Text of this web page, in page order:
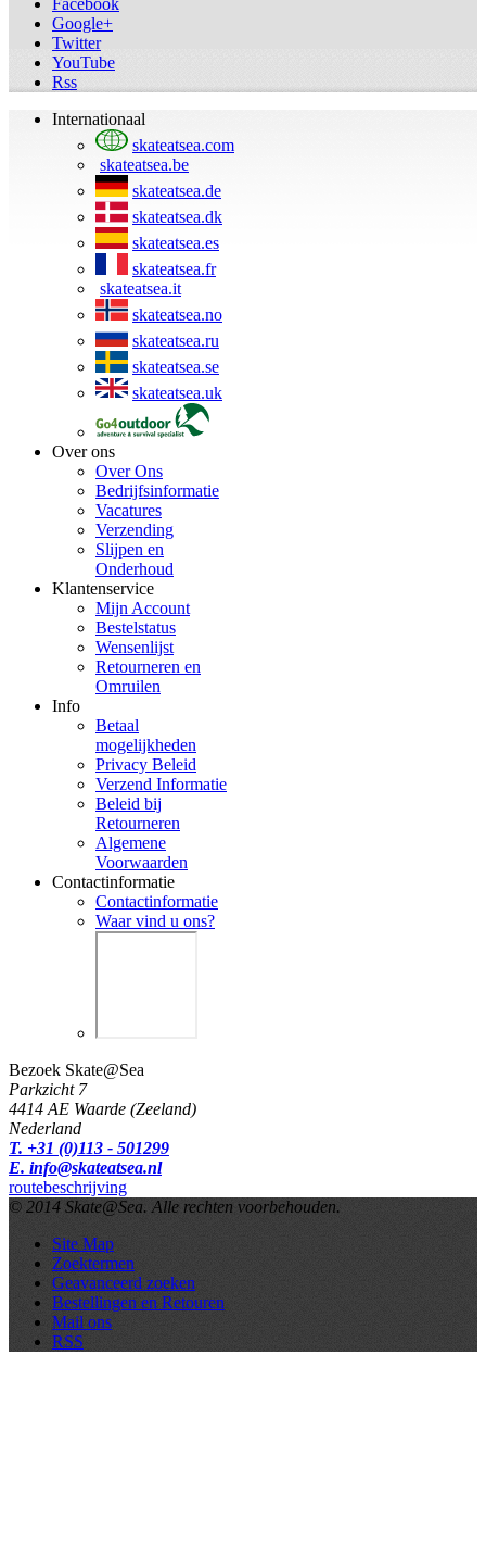
Google+
Twitter
YouTube
Rss
Internationaal
skateatsea.com
skateatsea.be
skateatsea.de
skateatsea.dk
skateatsea.es
skateatsea.fr
skateatsea.it
skateatsea.no
skateatsea.ru
skateatsea.se
skateatsea.uk
Over ons
Over Ons
Bedrijfsinformatie
Vacatures
Verzending
Slijpen en
Onderhoud
Klantenservice
Mijn Account
Bestelstatus
Wensenlijst
Retourneren en
Omruilen
Info
Betaal
mogelijkheden
Privacy Beleid
Verzend Informatie
Beleid bij
Retourneren
Algemene
Voorwaarden
Contactinformatie
Contactinformatie
Waar vind u ons?
Bezoek Skate@Sea
Parkzicht 7
4414 AE Waarde (Zeeland)
Nederland
T. +31 (0)113 - 501299
E. info@skateatsea.nl
routebeschrijving
© 2014 Skate@Sea. Alle rechten voorbehouden.
Site Map
Zoektermen
Geavanceerd zoeken
Bestellingen en Retouren
Mail ons
RSS